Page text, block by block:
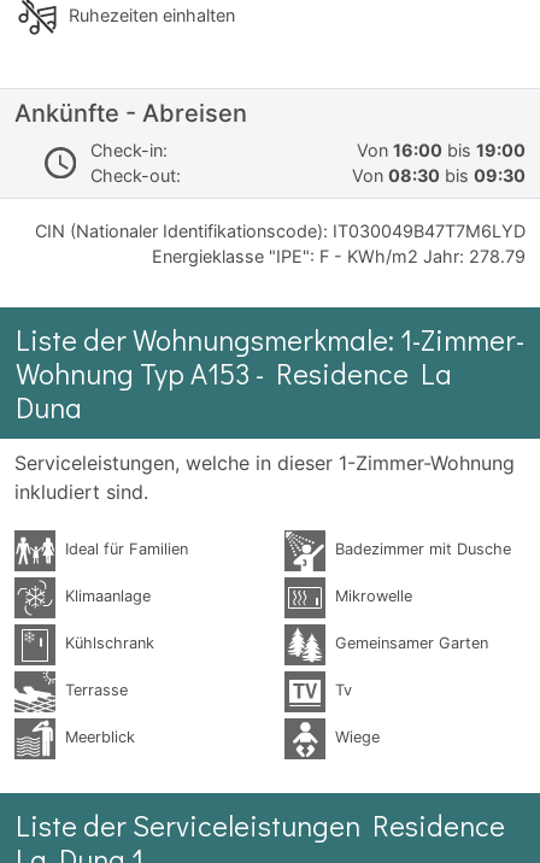
Ruhezeiten einhalten
Ankünfte - Abreisen
Check-in: Von 16:00 bis 19:00
Check-out:
Von 08:30 bis 09:30
CIN (Nationaler Identifikationscode): IT030049B47T7M6LYD
Energieklasse "IPE": F - KWh/m2 Jahr: 278.79
Liste der Wohnungsmerkmale: 1-Zimmer-
Wohnung Typ A153 - Residence La
Duna
Serviceleistungen, welche in dieser 1-Zimmer-Wohnung
inkludiert sind.
Ideal für Familien Badezimmer mit Dusche
Klimaanlage Mikrowelle
Kühlschrank Gemeinsamer Garten
Terrasse Tv
Meerblick Wiege
Liste der Serviceleistungen Residence